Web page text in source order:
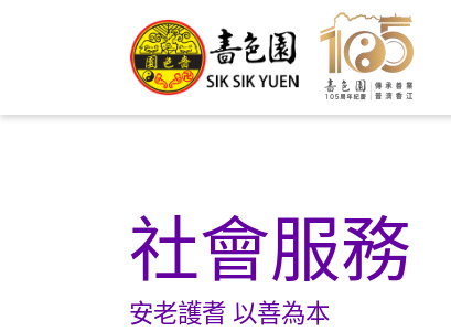
社會服務
安老護耆 以善為本